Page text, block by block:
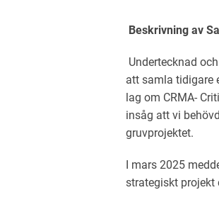
Beskrivning av
Undertecknad
att samla tidigare
lag om CRMA-
insåg att vi
gruvprojektet.
I mars 2025
strategiskt projekt